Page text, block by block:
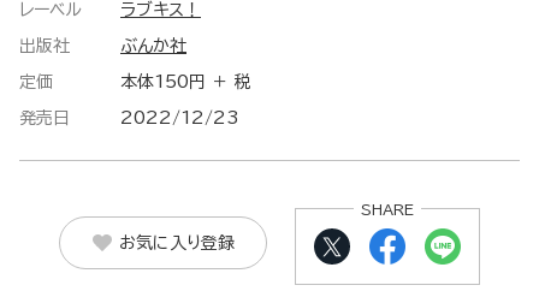
レーベル ラブキス！
出版社 ぶんか社
定価 本体150円 ＋ 税
発売日 2022/12/23
お気に入り登録
SHARE